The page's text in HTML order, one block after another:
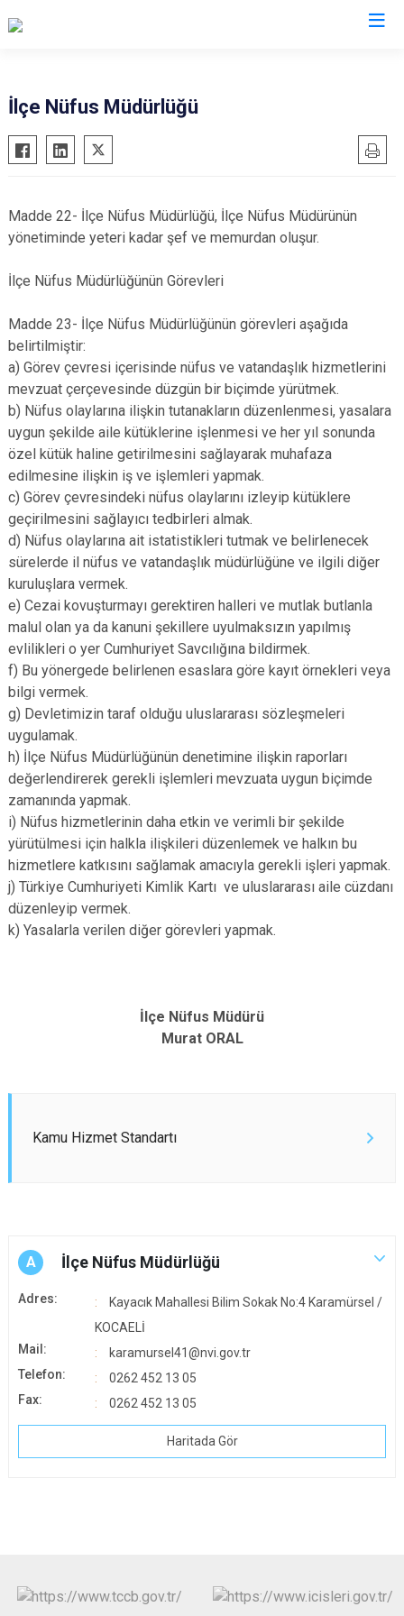
Gebze
Gölcük
Karamürsel
Derince
Dilovası
Kartepe
İlçe Nüfus Müdürlüğü
Madde 22- İlçe Nüfus Müdürlüğü, İlçe Nüfus Müdürünün
yönetiminde yeteri kadar şef ve memurdan oluşur.
İlçe Nüfus Müdürlüğünün Görevleri
Madde 23- İlçe Nüfus Müdürlüğünün görevleri aşağıda
belirtilmiştir:
a) Görev çevresi içerisinde nüfus ve vatandaşlık hizmetlerini
mevzuat çerçevesinde düzgün bir biçimde yürütmek.
b) Nüfus olaylarına ilişkin tutanakların düzenlenmesi, yasalara
uygun şekilde aile kütüklerine işlenmesi ve her yıl sonunda
özel kütük haline getirilmesini sağlayarak muhafaza
edilmesine ilişkin iş ve işlemleri yapmak.
c) Görev çevresindeki nüfus olaylarını izleyip kütüklere
geçirilmesini sağlayıcı tedbirleri almak.
d) Nüfus olaylarına ait istatistikleri tutmak ve belirlenecek
sürelerde il nüfus ve vatandaşlık müdürlüğüne ve ilgili diğer
kuruluşlara vermek.
e) Cezai kovuşturmayı gerektiren halleri ve mutlak butlanla
malul olan ya da kanuni şekillere uyulmaksızın yapılmış
evlilikleri o yer Cumhuriyet Savcılığına bildirmek.
f) Bu yönergede belirlenen esaslara göre kayıt örnekleri veya
bilgi vermek.
g) Devletimizin taraf olduğu uluslararası sözleşmeleri
uygulamak.
h) İlçe Nüfus Müdürlüğünün denetimine ilişkin raporları
değerlendirerek gerekli işlemleri mevzuata uygun biçimde
zamanında yapmak.
i) Nüfus hizmetlerinin daha etkin ve verimli bir şekilde
yürütülmesi için halkla ilişkileri düzenlemek ve halkın bu
hizmetlere katkısını sağlamak amacıyla gerekli işleri yapmak.
j) Türkiye Cumhuriyeti Kimlik Kartı ve uluslararası aile cüzdanı
düzenleyip vermek.
k) Yasalarla verilen diğer görevleri yapmak.
İlçe Nüfus Müdürü
Murat ORAL
Kamu Hizmet Standartı
A İlçe Nüfus Müdürlüğü
Adres:
Kayacık Mahallesi Bilim Sokak No:4 Karamürsel /
KOCAELİ
Mail:
karamursel41@nvi.gov.tr
Telefon:
0262 452 13 05
Fax:
0262 452 13 05
Haritada Gör